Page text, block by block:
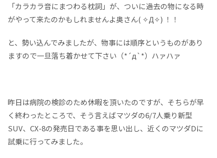
「カラカラ音にまつわる枕詞」が、ついに過去の物になる時
がやって来たのかもしれませんよ奥さん( ✧Д✧) ！！
と、勢い込んでみましたが、物事には順序というものがあり
ますので一旦落ち着かせて下さい（*´д`*）ハァハァ
昨日は病院の検診のため休暇を頂いたのですが、そちらが早
く終わったところで、そう言えばマツダの6/7人乗り新型
SUV、CX-8の発売日である事を思い出し、近くのマツダDに
試乗に行ってみました。